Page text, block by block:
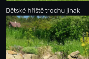
Dětské hřiště trochu jinak